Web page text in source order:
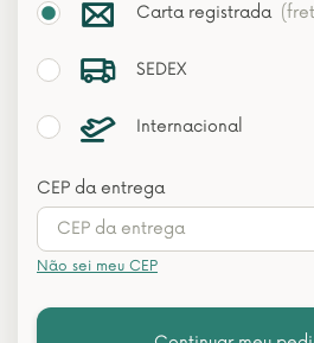
Carta registrada
SEDEX
Internacional
CEP da entrega
Não sei meu CEP